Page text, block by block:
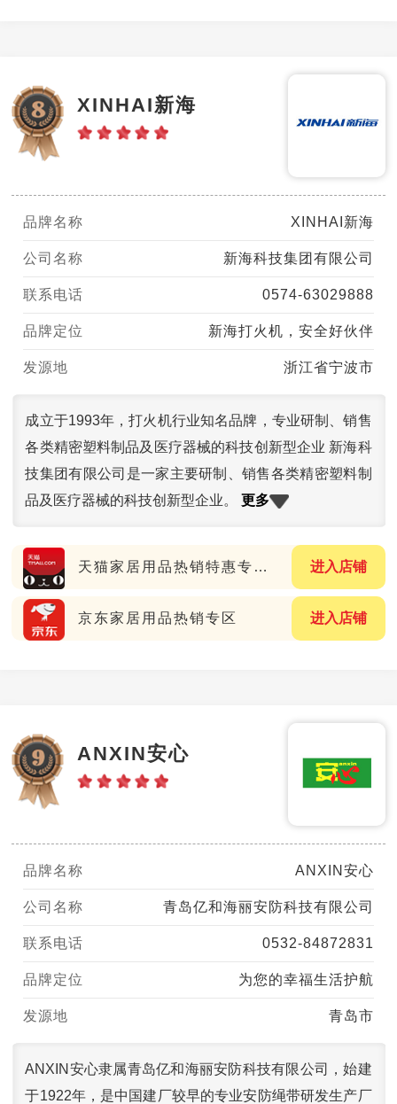
XINHAI新海
品牌名称 XINHAI新海
公司名称 新海科技集团有限公司
联系电话 0574-63029888
品牌定位 新海打火机，安全好伙伴
发源地 浙江省宁波市
成立于1993年，打火机行业知名品牌，专业研制、销售
各类精密塑料制品及医疗器械的科技创新型企业 新海科
技集团有限公司是一家主要研制、销售各类精密塑料制
品及医疗器械的科技创新型企业。更多
天猫家居用品热销特惠专场（送大额券） 进入店铺
京东家居用品热销专区 进入店铺
ANXIN安心
品牌名称 ANXIN安心
公司名称 青岛亿和海丽安防科技有限公司
联系电话 0532-84872831
品牌定位 为您的幸福生活护航
发源地 青岛市
ANXIN安心隶属青岛亿和海丽安防科技有限公司，始建
于1922年，是中国建厂较早的专业安防绳带研发生产厂